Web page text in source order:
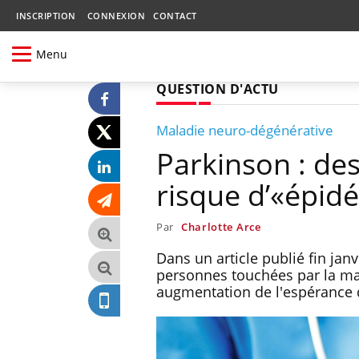
INSCRIPTION CONNEXION CONTACT
Menu
QUESTION D'ACTU
Maladie neuro-dégénérative
Parkinson :
risque
Par Charlotte Arce
Dans un article publié fin
personnes touchées par la
augmentation de l'espérance